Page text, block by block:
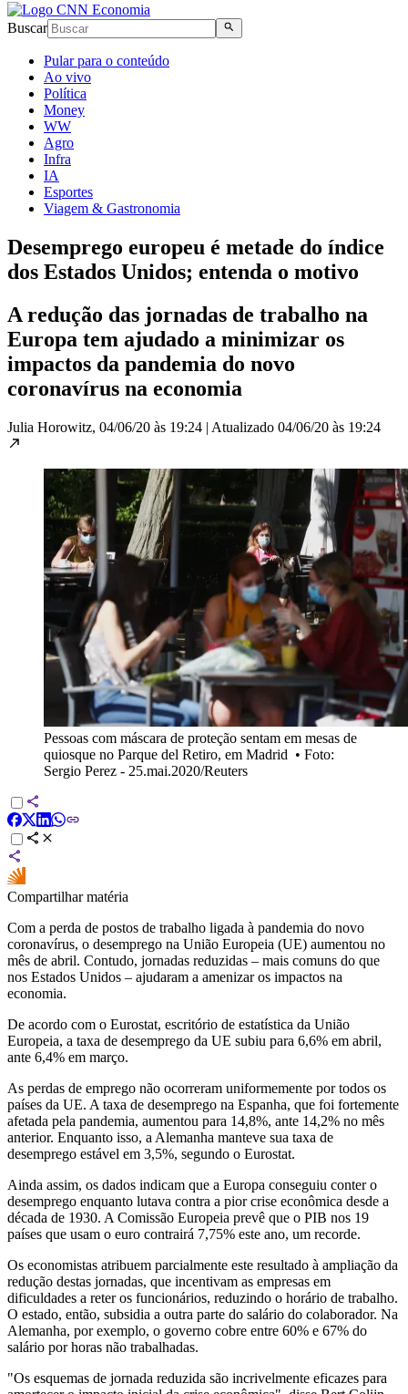
Buscar
Pular para o conteúdo
Ao vivo
Política
Money
WW
Agro
Infra
IA
Esportes
Viagem & Gastronomia
Desemprego europeu é metade do índice
dos Estados Unidos; entenda o motivo
A redução das jornadas de trabalho na
Europa tem ajudado a minimizar os
impactos da pandemia do novo
coronavírus na economia
Julia Horowitz, 04/06/20 às 19:24 | Atualizado 04/06/20 às 19:24
Pessoas com máscara de proteção sentam em mesas de
quiosque no Parque del Retiro, em Madrid • Foto:
Sergio Perez - 25.mai.2020/Reuters
Compartilhar matéria
Com a perda de postos de trabalho ligada à pandemia do novo
coronavírus, o desemprego na União Europeia (UE) aumentou no
mês de abril. Contudo, jornadas reduzidas – mais comuns do que
nos Estados Unidos – ajudaram a amenizar os impactos na
economia.
De acordo com o Eurostat, escritório de estatística da União
Europeia, a taxa de desemprego da UE subiu para 6,6% em abril,
ante 6,4% em março.
As perdas de emprego não ocorreram uniformemente por todos os
países da UE. A taxa de desemprego na Espanha, que foi fortemente
afetada pela pandemia, aumentou para 14,8%, ante 14,2% no mês
anterior. Enquanto isso, a Alemanha manteve sua taxa de
desemprego estável em 3,5%, segundo o Eurostat.
Ainda assim, os dados indicam que a Europa conseguiu conter o
desemprego enquanto lutava contra a pior crise econômica desde a
década de 1930. A Comissão Europeia prevê que o PIB nos 19
países que usam o euro contrairá 7,75% este ano, um recorde.
Os economistas atribuem parcialmente este resultado à ampliação da
redução destas jornadas, que incentivam as empresas em
dificuldades a reter os funcionários, reduzindo o horário de trabalho.
O estado, então, subsidia a outra parte do salário do colaborador. Na
Alemanha, por exemplo, o governo cobre entre 60% e 67% do
salário por horas não trabalhadas.
"Os esquemas de jornada reduzida são incrivelmente eficazes para